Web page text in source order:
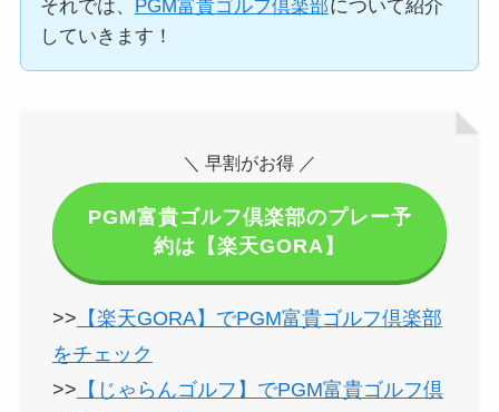
それでは、 PGM富貴ゴルフ倶楽部について紹介
していきます！
＼ 早割がお得 ／
PGM富貴ゴルフ倶楽部のプレー予
約は【楽天GORA】
>> 【楽天GORA】でPGM富貴ゴルフ倶楽部
をチェック
>> 【じゃらんゴルフ】でPGM富貴ゴルフ倶